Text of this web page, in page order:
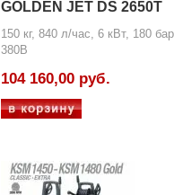
GOLDEN JET DS 2650T
150 кг, 840 л/час, 6 кВт, 180
380В
104 160,00 руб.